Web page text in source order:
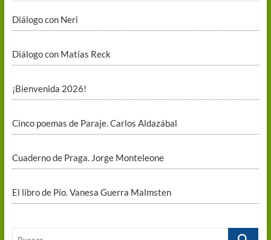
Diálogo con Neri
Diálogo con Matías Reck
¡Bienvenida 2026!
Cinco poemas de Paraje. Carlos Aldazábal
Cuaderno de Praga. Jorge Monteleone
El libro de Pío. Vanesa Guerra Malmsten
Buscar